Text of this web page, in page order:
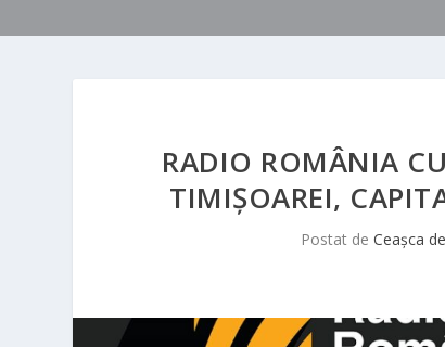
RADIO ROMÂNIA
TIMIȘOAREI,
Postat deCeașca